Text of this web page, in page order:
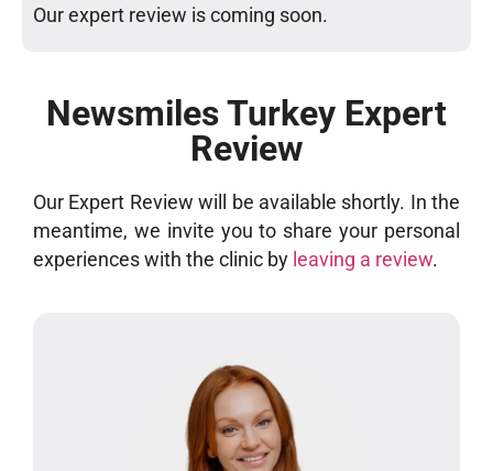
Our expert review is coming soon.
Newsmiles Turkey Expert
Review
Our Expert Review will be available shortly. In the
meantime, we invite you to share your personal
experiences with the clinic by leaving a review.